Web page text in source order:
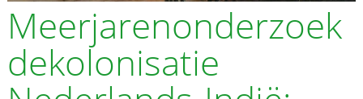
Meerjarenonderzoek
dekolonisatie